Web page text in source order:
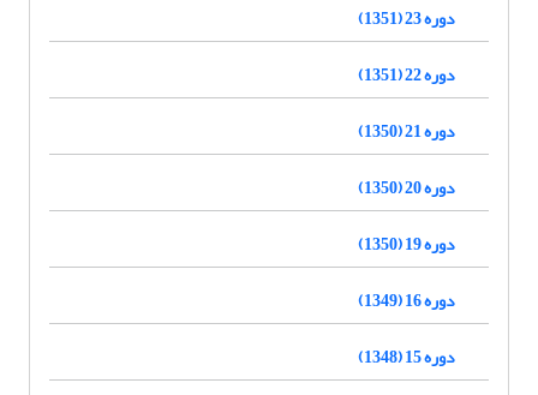
دوره 23 (1351)
دوره 22 (1351)
دوره 21 (1350)
دوره 20 (1350)
دوره 19 (1350)
دوره 16 (1349)
دوره 15 (1348)